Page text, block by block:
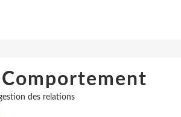
des relations